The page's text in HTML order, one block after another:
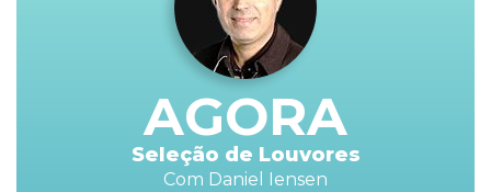
AGORA
Seleção de Louvores
Com Daniel Iensen